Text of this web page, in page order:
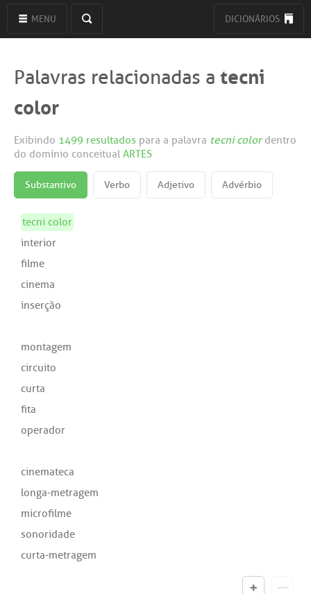
MENU DICIONÁRIOS
Palavras relacionadas a tecni
color
Exibindo 1499 resultados para a palavra tecni colordentro
do domínio conceitual ARTES
Substantivo Verbo Adjetivo Advérbio
tecni color
interior
filme
cinema
inserção
montagem
circuito
curta
fita
operador
cinemateca
longa-metragem
microfilme
sonoridade
curta-metragem